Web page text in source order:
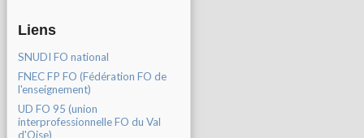
Liens
SNUDI FO national
FNEC FP FO (Fédération FO de
l'enseignement)
UD FO 95 (union
interprofessionnelle FO du Val
d'Oise)